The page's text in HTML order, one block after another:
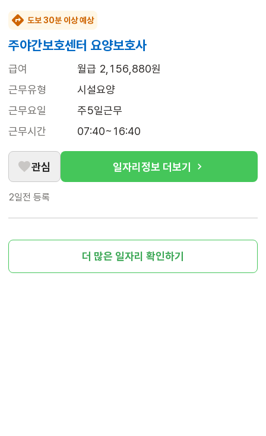
도보 30분 이상 예상
주야간보호센터 요양보호사
급여
월급 2,156,880원
근무유형
시설요양
근무요일
주5일근무
근무시간
07:40~16:40
관심 일자리정보 더보기
2일전 등록
더 많은 일자리 확인하기